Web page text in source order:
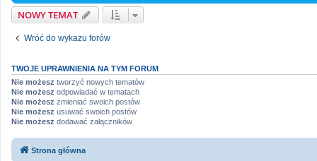
NOWY TEMAT
Wróć do wykazu forów
TWOJE UPRAWNIENIA NA TYM FORUM
Nie możesz tworzyć nowych tematów
Nie możesz odpowiadać w tematach
Nie możesz zmieniać swoich postów
Nie możesz usuwać swoich postów
Nie możesz dodawać załączników
Strona główna